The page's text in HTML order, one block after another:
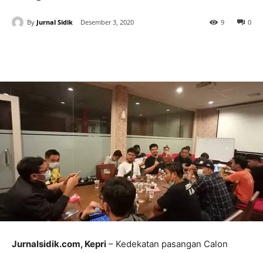
By Jurnal Sidik Desember 3, 2020 0
9
Jurnalsidik.com, Kepri – Kedekatan pasangan Calon